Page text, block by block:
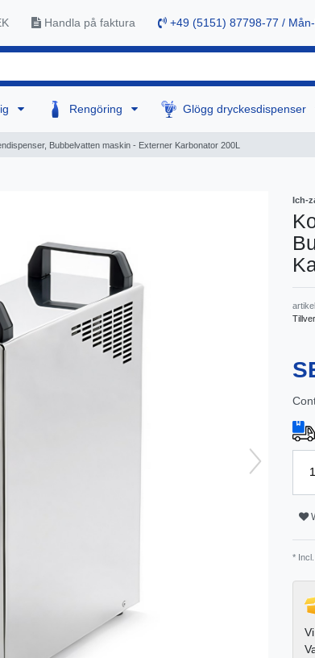
Handla på faktura +49 (5151) 87798-77 /
Rengöring Glögg dryckesdispenser
Bubbelvatten maskin - Externer Karbonator 200L
Ich-
* Incl.